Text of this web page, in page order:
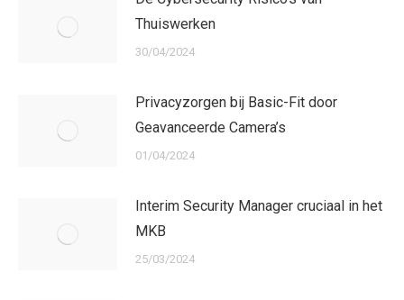
Thuiswerken
30/04/2024
Privacyzorgen bij Basic-Fit door
Geavanceerde Camera’s
01/04/2024
Interim Security Manager cruciaal in het
MKB
25/03/2024